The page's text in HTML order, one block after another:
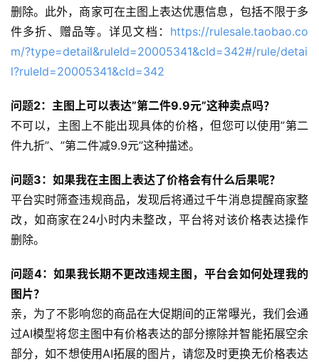
删除。此外，商家可在主图上表达优惠信息，包括不限于多
件多折、赠品等。详见文档： https://rulesale.taobao.co
m/?type=detail&ruleId=20005341&cId=342#/rule/detai
l?ruleId=20005341&cId=342
问题2：主图上可以表达”第二件9.9元”这种卖点吗？
不可以，主图上不能出现具体的价格，但您可以使用”第二
件九折”、”第二件减9.9元”这种描述。
问题3：如果我在主图上表达了价格会有什么后果呢？
平台实时筛查违规商品，发现后将通过千牛消息提醒商家整
改，如商家在24小时内未整改，平台将对该价格表达操作
删除。
问题4：如果我长期不更改违规主图，平台会如何处理我的
图片？
亲，为了不影响您的商品在大促期间的正常曝光，我们会通
过AI模型将您主图中有价格表达的部分擦除并智能拓展空余
部分，如不想使用AI拓展的图片，请您及时更换无价格表达